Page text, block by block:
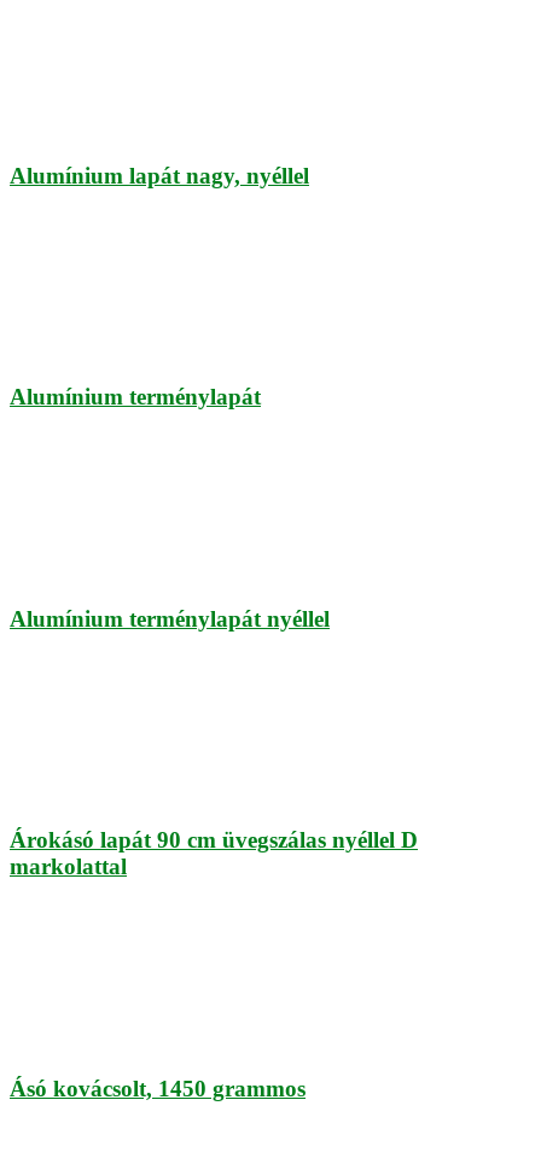
Alumínium lapát nagy, nyéllel
Alumínium terménylapát
Alumínium terménylapát nyéllel
Árokásó lapát 90 cm üvegszálas nyéllel D
markolattal
Ásó kovácsolt, 1450 grammos